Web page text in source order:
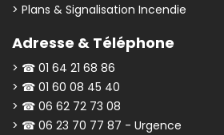
> Plans & Signalisation Incendie
Adresse & Téléphone
> ☎ 01 64 21 68 86
> ☎ 01 60 08 45 40
> ☎ 06 62 72 73 08
> ☎ 06 23 70 77 87 - Urgence